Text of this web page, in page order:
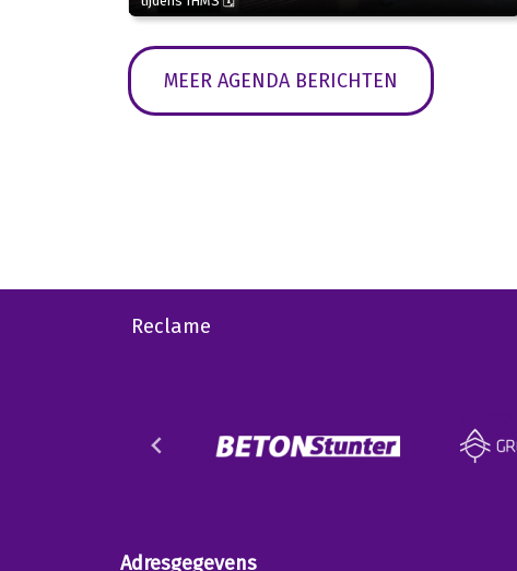
MEER AGENDA BERICHTEN
Reclame
Adresgegevens